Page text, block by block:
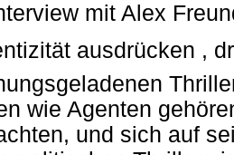
mit Alex
ausdrücken ,
wie Agenten
und sich auf